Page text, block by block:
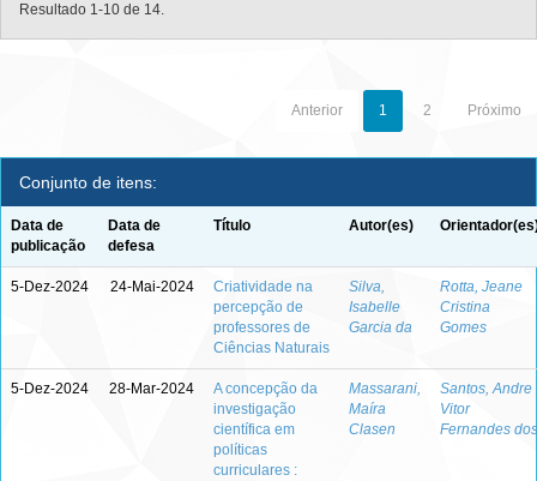
Resultado 1-10 de 14.
Anterior 1 2 Próximo
Conjunto de itens:
Data de
publicação
Data de
defesa
Título Autor(es)
5-Dez-2024 24-Mai-2024
Criatividade na
percepção de
professores de
Ciências Naturais
Silva,
Isabelle
Garcia da
Rotta, Jeane
Cristina
Gomes
5-Dez-2024 28-Mar-2024
A concepção da
investigação
científica em
políticas
curriculares :
Massarani,
Maíra
Clasen
Santos, Andre
Vitor
Fernandes dos